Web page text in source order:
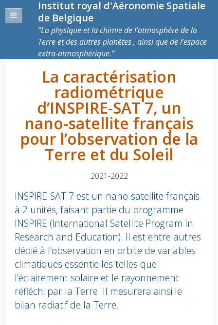
Institut royal d'Aéronomie Spatiale
de Belgique
La physique et la chimie de l’atmosphère de la
Terre et des autres planètes , ainsi que de l’espace
extra-atmosphérique.
La caractérisation
radiométrique
d’INSPIRE-SAT 7, un
nano-satellite français
pour l’observation de la
Terre et du Soleil
2021-2022
INSPIRE-SAT 7 est un nano-satellite français
à 2 unités, faisant partie du programme
INSPIRE (International Satellite Program In
Research and Education). Il est entre autres
dédié à l’observation en orbite de variables
climatiques essentielles telles que
l’éclairement solaire et le rayonnement
réfléchi par la Terre. Il mesurera ainsi le
bilan radiatif de la Terre.